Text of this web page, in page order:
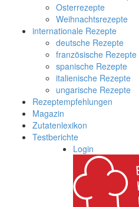
Osterrezepte
Weihnachtsrezepte
internationale Rezepte
deutsche Rezepte
französische Rezepte
spanische Rezepte
italienische Rezepte
ungarische Rezepte
Rezeptempfehlungen
Magazin
Zutatenlexikon
Testberichte
Login